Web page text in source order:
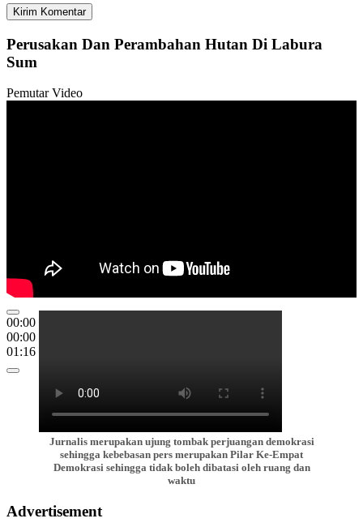
Perusakan Dan Perambahan Hutan Di Labura
Sum
Pemutar Video
00:00
00:00
01:16
Jurnalis merupakan ujung tombak perjuangan demokrasi
sehingga kebebasan pers merupakan Pilar Ke-Empat
Demokrasi sehingga tidak boleh dibatasi oleh ruang dan
waktu
Advertisement